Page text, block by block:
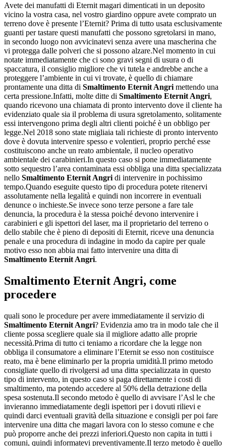
Avete dei manufatti di Eternit magari dimenticati in un deposito
vicino la vostra casa, nel vostro giardino oppure avete comprato un
terreno dove è presente l’Eternit? Prima di tutto usata esclusivamente
guanti per tastare questi manufatti che possono sgretolarsi in mano,
in secondo luogo non avvicinatevi senza avere una mascherina che
vi protegga dalle polveri che si possono alzare.Nel momento in cui
notate immediatamente che ci sono gravi segni di usura o di
spaccatura, il consiglio migliore che vi tutela e andrebbe anche a
proteggere l’ambiente in cui vi trovate, è quello di chiamare
prontamente una ditta di Smaltimento Eternit Angri mettendo una
certa pressione.Infatti, molte ditte di Smaltimento Eternit Angri,
quando ricevono una chiamata di pronto intervento dove il cliente ha
evidenziato quale sia il problema di usura sgretolamento, solitamente
essi intervengono prima degli altri clienti poiché è un obbligo per
legge.Nel 2018 sono state migliaia tali richieste di pronto intervento
dove è dovuta intervenire spesso e volentieri, proprio perché esse
costituiscono anche un reato ambientale, il nucleo operativo
ambientale dei carabinieri.In questo caso si pone immediatamente
sotto sequestro l’area contaminata essi obbliga una ditta specializzata
nello Smaltimento Eternit Angri di intervenire in pochissimo
tempo.Quando eseguite questo tipo di procedura potete ritenervi
assolutamente nella legalità e quindi non incorrere in eventuali
denunce o inchieste.Se invece sono terze persone a fare tale
denuncia, la procedura è la stessa poiché devono intervenire i
carabinieri e gli ispettori del laser, ma il proprietario del terreno o
dello stabile che è pieno di depositi di Eternit, riceve una denuncia
penale e una procedura di indagine in modo da capire per quale
motivo esso non abbia mai fatto intervenire una ditta di
Smaltimento Eternit Angri.
Smaltimento Eternit Angri, come
procedere
quali sono le procedure per avere immediatamente il servizio di
Smaltimento Eternit Angri? Evidenzia amo tra in modo tale che il
cliente possa scegliere quale sia il migliore adatto alle proprie
necessità.Prima di tutto ci teniamo a ricordare che la legge non
obbliga il consumatore a eliminare l’Eternit se esso non costituisce
reato, ma è bene eliminarlo per la propria umidità.Il primo metodo
consigliate quello di rivolgersi ad una ditta specializzata in questo
tipo di intervento, in questo caso si paga direttamente i costi di
smaltimento, ma potendo accedere al 50% della detrazione della
spesa sostenuta.Il secondo metodo è quello di avvisare l’Asl le che
invieranno immediatamente degli ispettori per i dovuti rilievi e
quindi darci eventuali gravità della situazione e consigli per poi fare
intervenire una ditta che magari lavora con lo stesso comune e che
può proporre anche dei prezzi inferiori.Questo non capita in tutti i
comuni, quindi informatevi preventivamente.Il terzo metodo è quello